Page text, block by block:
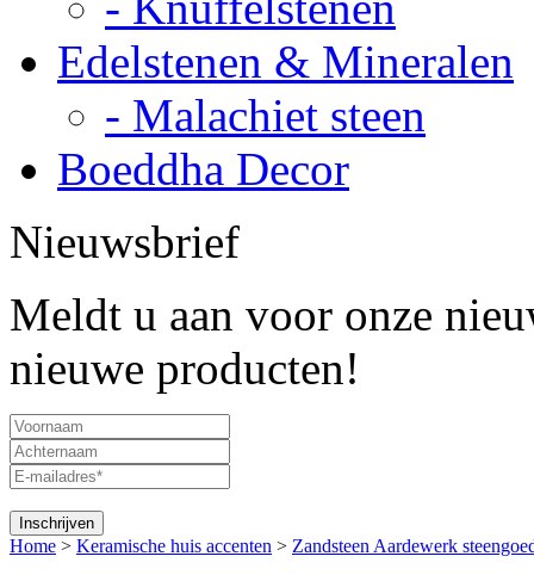
Edelstenen & Mineralen
- Malachiet steen
Boeddha Decor
Nieuwsbrief
Meldt u aan voor onze
nieuwe producten!
Home > Keramische huis accenten > Zandsteen Aardewerk